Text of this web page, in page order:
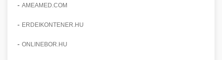
- AMEAMED.COM
- ERDEIKONTENER.HU
- ONLINEBOR.HU